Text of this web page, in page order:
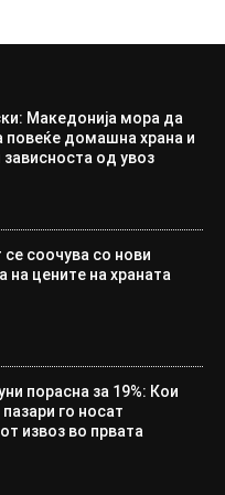
Македонија мора да
повеќе домашна храна и
зависноста од увоз
соочува со нови
на цените на храната
порасна за 19%: Кои
го носат
извоз во првата